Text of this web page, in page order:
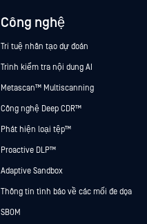
Công nghệ
Trí tuệ nhân tạo dự đoán
Trình kiểm tra nội dung AI
Metascan™ Multiscanning
Công nghệ Deep CDR™
Phát hiện loại tệp™
Proactive DLP™
Adaptive Sandbox
Thông tin tình báo về các mối đe dọa
SBOM